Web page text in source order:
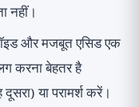
नहीं।
और मजबूत एसिड एक
करना बेहतर है
या परामर्श करें।